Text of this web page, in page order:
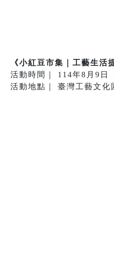
《小紅豆市集｜工藝生
活動時間｜ 114年8月9日
活動地點｜ 臺灣工藝文化